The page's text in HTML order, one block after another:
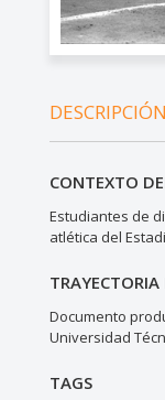
DESCRIPCIÓN
CONTEXTO
Estudiantes de
atlética del
Documento
Universidad
TAGS